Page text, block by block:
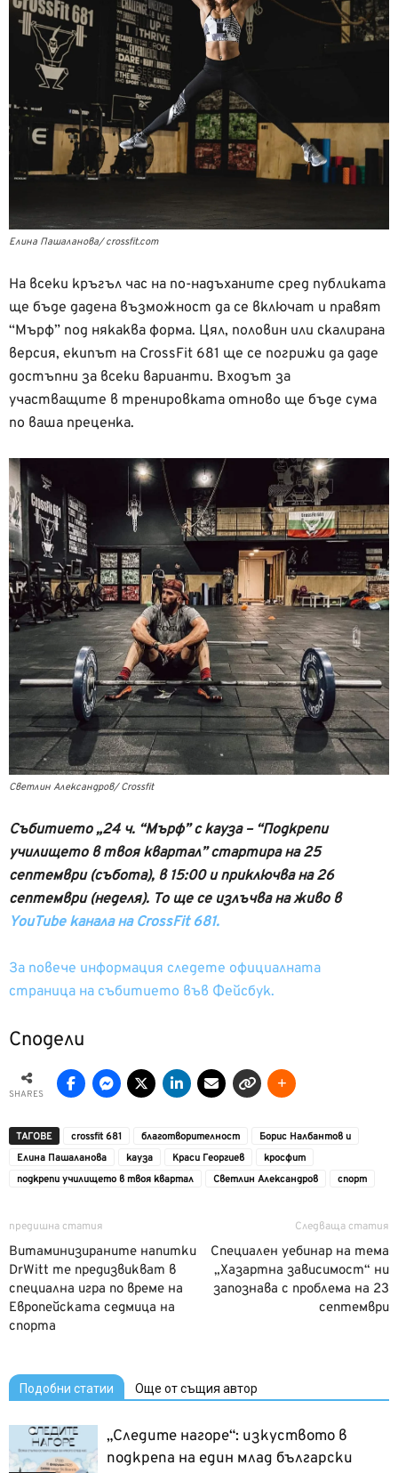
Eлина Пашаланова/ crossfit.com
На всеки кръгъл час на по-надъханите сред публиката
ще бъде дадена възможност да се включат и правят
“Мърф” под някаква форма. Цял, половин или скалирана
версия, екипът на CrossFit 681 ще се погрижи да даде
достъпни за всеки варианти. Входът за
участващите в тренировката отново ще бъде сума
по ваша преценка.
Светлин Александров/ Crossfit
Събитието „24 ч. “Мърф” с кауза – “Подкрепи
училището в твоя квартал” стартира на 25
септември (съботa), в 15:00 и приключва на 26
септември (неделя). To ще се излъчва на живо в
YouTube канала на CrossFit 681.
За повече информация следете официалната
страница на събитието във Фейсбук.
Сподели
SHARES
ТАГОВЕ crossfit 681 благотворителност
Борис Налбантов и
Елина Пашаланова
кауза Краси Георгиев
кросфит
подкрепи училището в твоя квартал
Светлин Александров спорт
предишна статия
Витаминизираните напитки
DrWitt те предизвикват в
специална игра по време на
Европейската седмица на
спорта
Следваща статия
Специален уебинар на тема
„Хазартна зависимост“ ни
запознава с проблема на 23
септември
Подобни статии Още от същия автор
„Следите нагоре“: изкуството в
подкрепа на един млад български